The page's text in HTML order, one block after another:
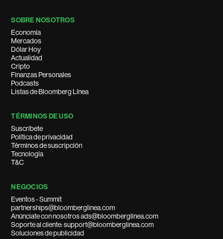
SOBRE NOSOTROS
Economía
Mercados
Dólar Hoy
Actualidad
Cripto
Finanzas Personales
Podcasts
Listas de Bloomberg Línea
TÉRMINOS DE USO
Suscríbete
Política de privacidad
Términos de suscripción
Tecnología
T&C
NEGOCIOS
Eventos - Summit
partnerships@bloomberglinea.com
Anúnciate con nosotros ads@bloomberglinea.com
Soporte al cliente: support@bloomberglinea.com
Soluciones de publicidad